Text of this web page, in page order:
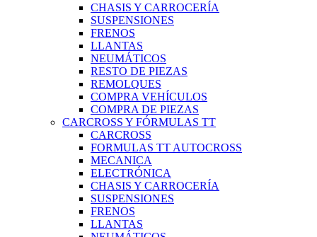
CHASIS Y CARROCERÍA
SUSPENSIONES
FRENOS
LLANTAS
NEUMÁTICOS
RESTO DE PIEZAS
REMOLQUES
COMPRA VEHÍCULOS
COMPRA DE PIEZAS
CARCROSS Y FÓRMULAS TT
CARCROSS
FORMULAS TT AUTOCROSS
MECANICA
ELECTRÓNICA
CHASIS Y CARROCERÍA
SUSPENSIONES
FRENOS
LLANTAS